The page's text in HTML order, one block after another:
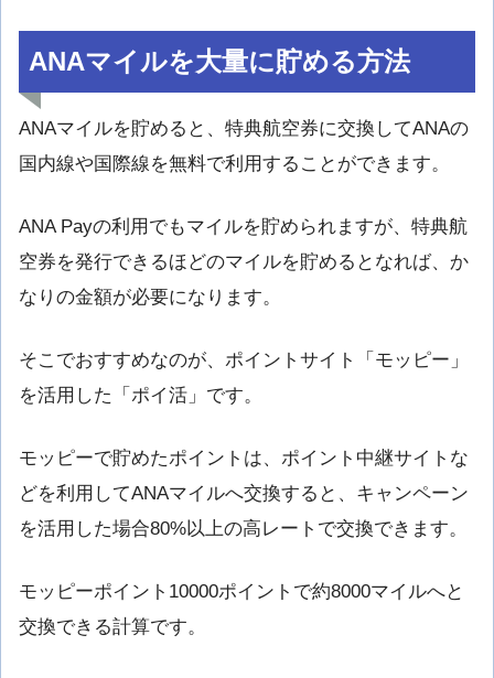
ANAマイルを大量に貯める方法
ANAマイルを貯めると、特典航空券に交換してANAの
国内線や国際線を無料で利用することができます。
ANA Payの利用でもマイルを貯められますが、特典航
空券を発行できるほどのマイルを貯めるとなれば、か
なりの金額が必要になります。
そこでおすすめなのが、ポイントサイト「モッピー」
を活用した「ポイ活」です。
モッピーで貯めたポイントは、ポイント中継サイトな
どを利用してANAマイルへ交換すると、キャンペーン
を活用した場合80%以上の高レートで交換できます。
モッピーポイント10000ポイントで約8000マイルへと
交換できる計算です。